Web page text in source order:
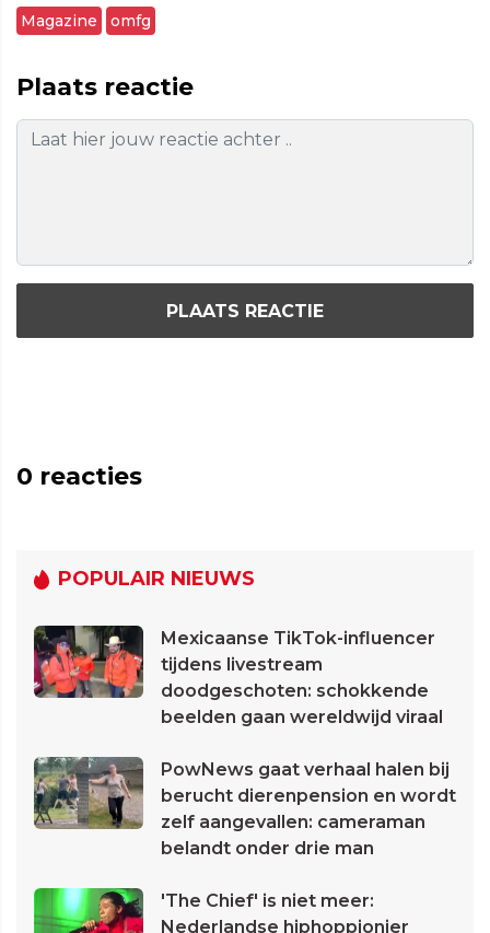
Magazine omfg
Plaats reactie
PLAATS REACTIE
0 reacties
POPULAIR NIEUWS
Mexicaanse TikTok-influencer
tijdens livestream
doodgeschoten: schokkende
beelden gaan wereldwijd viraal
PowNews gaat verhaal halen bij
berucht dierenpension en wordt
zelf aangevallen: cameraman
belandt onder drie man
'The Chief' is niet meer:
Nederlandse hiphoppionier